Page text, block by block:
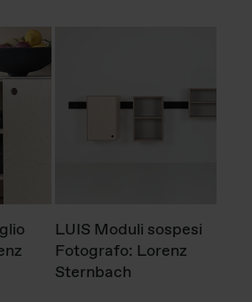
LUIS Moduli sospesi
Fotografo: Lorenz
Sternbach